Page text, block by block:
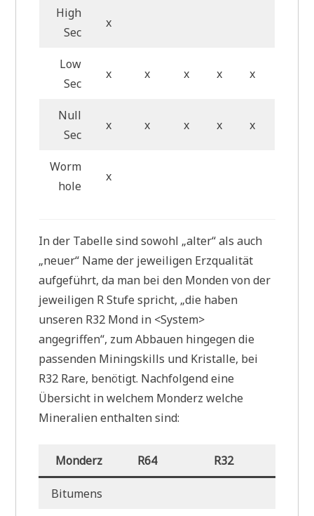
High
Sec
x
Low
Sec
x x x x x
Null
Sec
x x x x x
Worm
hole
x
In der Tabelle sind sowohl „alter“ als auch
„neuer“ Name der jeweiligen Erzqualität
aufgeführt, da man bei den Monden von der
jeweiligen R Stufe spricht, „die haben
unseren R32 Mond in <System>
angegriffen“, zum Abbauen hingegen die
passenden Miningskills und Kristalle, bei
R32 Rare, benötigt. Nachfolgend eine
Übersicht in welchem Monderz welche
Mineralien enthalten sind:
Monderz R64 R32
Bitumens